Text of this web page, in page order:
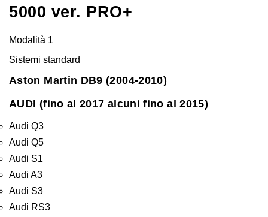
5000 ver. PRO+
Modalità 1
Sistemi standard
Aston Martin DB9 (2004-2010)
AUDI (fino al 2017 alcuni fino al 2015)
Audi Q3
Audi Q5
Audi S1
Audi A3
Audi S3
Audi RS3